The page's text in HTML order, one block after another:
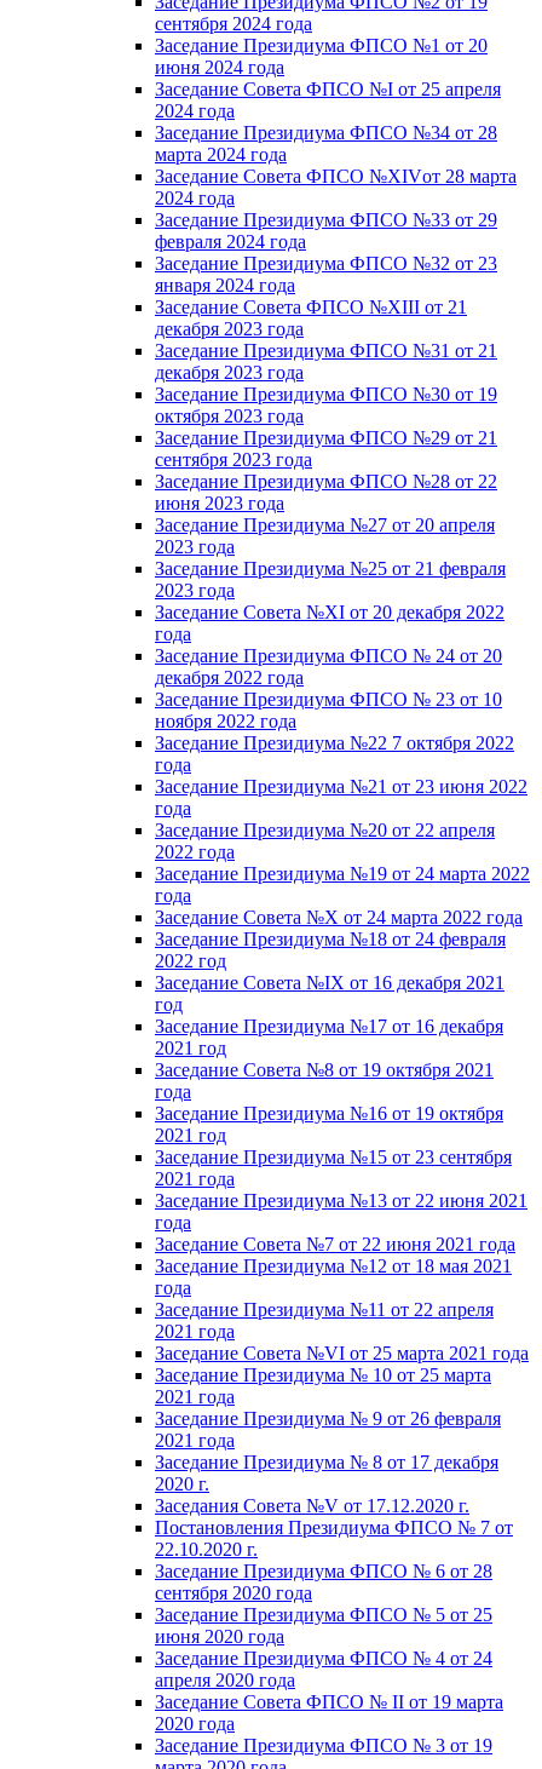
сентября 2024 года
Заседание Президиума ФПСО №1 от 20
июня 2024 года
Заседание Совета ФПСО №I от 25 апреля
2024 года
Заседание Президиума ФПСО №34 от 28
марта 2024 года
Заседание Совета ФПСО №XIVот 28 марта
2024 года
Заседание Президиума ФПСО №33 от 29
февраля 2024 года
Заседание Президиума ФПСО №32 от 23
января 2024 года
Заседание Совета ФПСО №XIII от 21
декабря 2023 года
Заседание Президиума ФПСО №31 от 21
декабря 2023 года
Заседание Президиума ФПСО №30 от 19
октября 2023 года
Заседание Президиума ФПСО №29 от 21
сентября 2023 года
Заседание Президиума ФПСО №28 от 22
июня 2023 года
Заседание Президиума №27 от 20 апреля
2023 года
Заседание Президиума №25 от 21 февраля
2023 года
Заседание Совета №XI от 20 декабря 2022
года
Заседание Президиума ФПСО № 24 от 20
декабря 2022 года
Заседание Президиума ФПСО № 23 от 10
ноября 2022 года
Заседание Президиума №22 7 октября 2022
года
Заседание Президиума №21 от 23 июня 2022
года
Заседание Президиума №20 от 22 апреля
2022 года
Заседание Президиума №19 от 24 марта 2022
года
Заседание Совета №X от 24 марта 2022 года
Заседание Президиума №18 от 24 февраля
2022 год
Заседание Совета №IX от 16 декабря 2021
год
Заседание Президиума №17 от 16 декабря
2021 год
Заседание Совета №8 от 19 октября 2021
года
Заседание Президиума №16 от 19 октября
2021 год
Заседание Президиума №15 от 23 сентября
2021 года
Заседание Президиума №13 от 22 июня 2021
года
Заседание Совета №7 от 22 июня 2021 года
Заседание Президиума №12 от 18 мая 2021
года
Заседание Президиума №11 от 22 апреля
2021 года
Заседание Совета №VI от 25 марта 2021 года
Заседание Президиума № 10 от 25 марта
2021 года
Заседание Президиума № 9 от 26 февраля
2021 года
Заседание Президиума № 8 от 17 декабря
2020 г.
Заседания Совета №V от 17.12.2020 г.
Постановления Президиума ФПСО № 7 от
22.10.2020 г.
Заседание Президиума ФПСО № 6 от 28
сентября 2020 года
Заседание Президиума ФПСО № 5 от 25
июня 2020 года
Заседание Президиума ФПСО № 4 от 24
апреля 2020 года
Заседание Совета ФПСО № II от 19 марта
2020 года
Заседание Президиума ФПСО № 3 от 19